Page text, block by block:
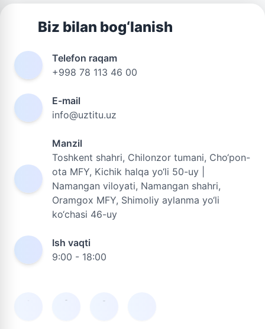
Biz bilan bog‘lanish
Telefon raqam
+998 78 113 46 00
E-mail
info@uztitu.uz
Manzil
Toshkent shahri, Chilonzor tumani, Cho‘pon-
ota MFY, Kichik halqa yo‘li 50-uy |
Namangan viloyati, Namangan shahri,
Oramgox MFY, Shimoliy aylanma yo‘li
ko‘chasi 46-uy
Ish vaqti
9:00 - 18:00